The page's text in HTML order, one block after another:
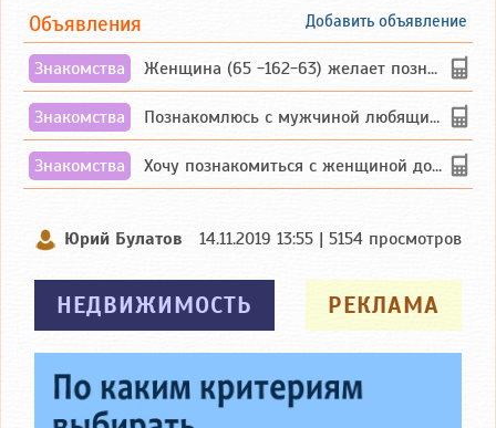
Добавить объявление
Объявления
Знакомства Женщина (65 -162-63) желает познакомиться с одиноким, добродушным, без вредных ...
Знакомства Познакомлюсь с мужчиной любящим танцевать и петь на родном чувашском языке
Знакомства Хочу познакомиться с женщиной до 55 лет чувашской или русской национальности дл...
Юрий Булатов 14.11.2019 13:55 | 5154 просмотров
РЕКЛАМА
НЕДВИЖИМОСТЬ